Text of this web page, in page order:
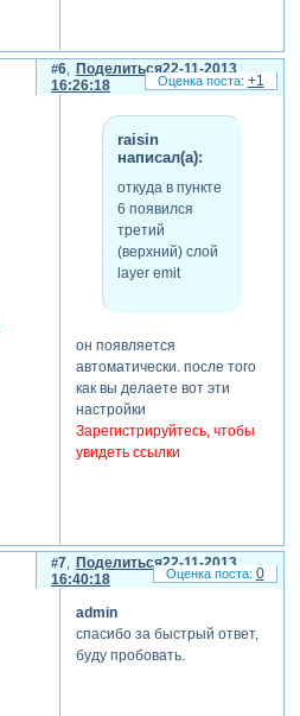
Поделиться
6
22-11-2013
16:26:18
raisin
написал(а):
откуда в пункте
6 появился
третий
(верхний) слой
layer emit
он появляется
автоматически. после того
как вы делаете вот эти
настройки
Зарегистрируйтесь, чтобы
увидеть ссылки
+1
Поделиться
7
22-11-2013
16:40:18
admin
спасибо за быстрый ответ,
буду пробовать.
0